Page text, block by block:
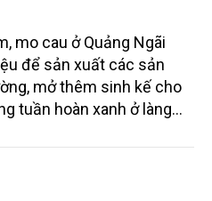
mo cau ở Quảng Ngãi
để sản xuất các sản
mở thêm sinh kế cho
tuần hoàn xanh ở làng
được thị trường trong nước